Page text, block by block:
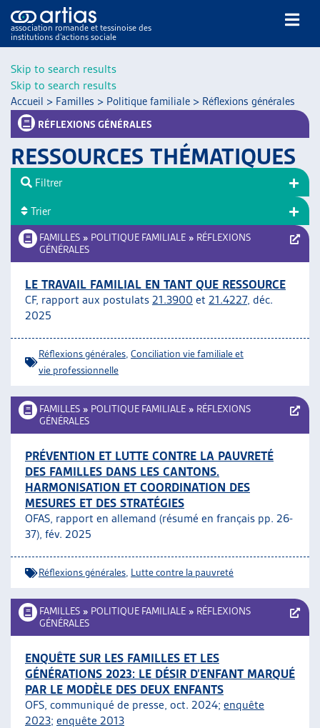
Skip to search results
Skip to search results
association romande et tessinoise des
institutions d’actions sociale
NOS PUBLICATIONS
DOSSIERS DU MOIS
VEILLE
RESSOURCES
GUIDE SOCIAL ROMAND
AUTRES
L’ASSOCIATION
PROJETS ET ACTIVITÉS
Accueil > Familles > Politique familiale > Réflexions générales
RÉFLEXIONS GÉNÉRALES
RESSOURCES THÉMATIQUES
FAMILLES » POLITIQUE FAMILIALE » RÉFLEXIONS
GÉNÉRALES
LE TRAVAIL FAMILIAL EN TANT QUE RESSOURCE
CF, rapport aux postulats 21.3900 et 21.4227, déc.
2025
Réflexions générales Conciliation vie familiale et
vie professionnelle
FAMILLES » POLITIQUE FAMILIALE » RÉFLEXIONS
GÉNÉRALES
PRÉVENTION ET LUTTE CONTRE LA PAUVRETÉ
DES FAMILLES DANS LES CANTONS.
HARMONISATION ET COORDINATION DES
MESURES ET DES STRATÉGIES
OFAS, rapport en allemand (résumé en français pp. 26-
37), fév. 2025
Réflexions générales Lutte contre la pauvreté
FAMILLES » POLITIQUE FAMILIALE » RÉFLEXIONS
GÉNÉRALES
ENQUÊTE SUR LES FAMILLES ET LES
GÉNÉRATIONS 2023: LE DÉSIR D’ENFANT MARQUÉ
PAR LE MODÈLE DES DEUX ENFANTS
OFS, communiqué de presse, oct. 2024; enquête
2023; enquête 2013
Filtrer
Trier